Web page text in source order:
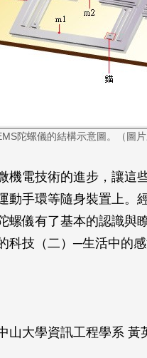
陀螺儀的結構示意圖。（圖
機電技術的進步，讓這
動手環等隨身裝置上。
螺儀有了基本的認識與
科技（二）─生活中的
山大學資訊工程學系 黃